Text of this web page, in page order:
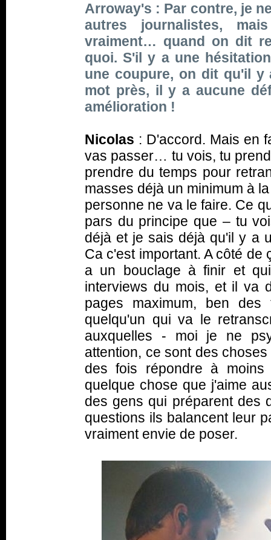
Arroway's : Par contre, je
autres journalistes,
vraiment… quand on dit
quoi. S'il y a une
une coupure, on dit qu'il
mot près, il y a aucune
amélioration !
Nicolas : D'accord. Mais en
vas passer… tu vois, tu
prendre du temps pour
masses déjà un minimum à
personne ne va le faire. Ce
pars du principe que – tu
déjà et je sais déjà qu'il y a
Ca c'est important. A côté
a un bouclage à finir et
interviews du mois, et il va
pages maximum, ben
quelqu'un qui va le
auxquelles - moi je ne
attention, ce sont des
des fois répondre à
quelque chose que j'aime
des gens qui préparent des
questions ils balancent leur
vraiment envie de poser.